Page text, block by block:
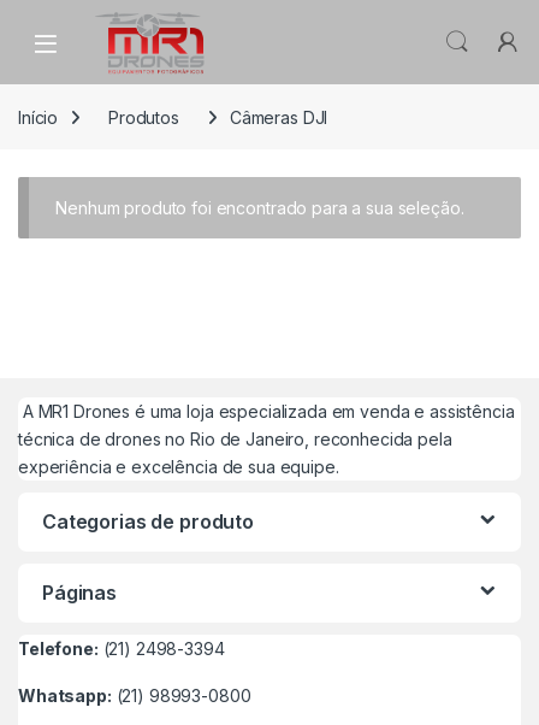
Skip to navigation
Skip to content
Início Produtos Câmeras DJI
Nenhum produto foi encontrado para a sua seleção.
A MR1 Drones é uma loja especializada em venda e assistência
técnica de drones no Rio de Janeiro, reconhecida pela
experiência e excelência de sua equipe.
Categorias de produto
Páginas
Telefone: (21) 2498-3394
Whatsapp: (21) 98993-0800